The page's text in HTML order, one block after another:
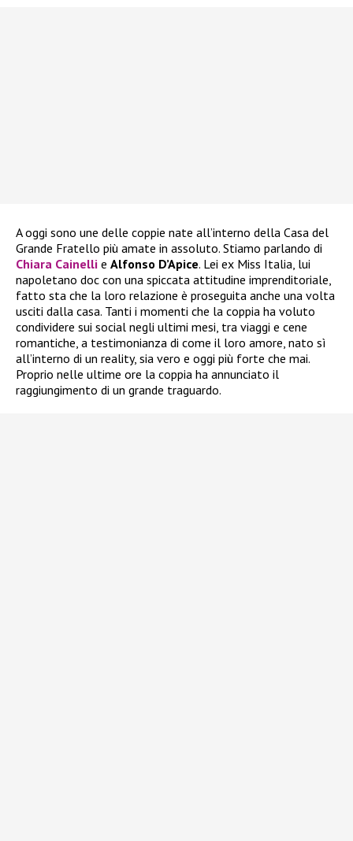
A oggi sono une delle coppie nate all’interno della Casa del
Grande Fratello più amate in assoluto. Stiamo parlando di
Chiara Cainelli e Alfonso D’Apice. Lei ex Miss Italia, lui
napoletano doc con una spiccata attitudine imprenditoriale,
fatto sta che la loro relazione è proseguita anche una volta
usciti dalla casa. Tanti i momenti che la coppia ha voluto
condividere sui social negli ultimi mesi, tra viaggi e cene
romantiche, a testimonianza di come il loro amore, nato sì
all’interno di un reality, sia vero e oggi più forte che mai.
Proprio nelle ultime ore la coppia ha annunciato il
raggiungimento di un grande traguardo.